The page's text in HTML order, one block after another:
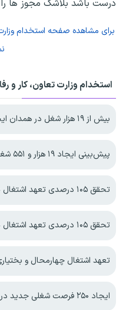
درست باشد بلاشک مجوز ها
برای مشاهده صفحه استخدام
استخدام وزارت تعاون، کار و
بیش از ۱۹ هزار شغل در همدان ایجاد شد
پیش‌بینی ایجاد ۱۹ هزار و ۵۵۱ شغل در آذربایجان شرقی
تحقق ۱۰۵ درصدی تعهد اشتغال در چهارمحال و بختیاری
تحقق ۱۰۵ درصدی تعهد اشتغال در شهرستان لردگان
تعهد اشتغال چهارمحال و بختیاری ۹۳۲۰ مورد پیش‌بینی شده
ایجاد ۲۵۰ فرصت شغلی جدید در کهگیلویه و بویراحمد